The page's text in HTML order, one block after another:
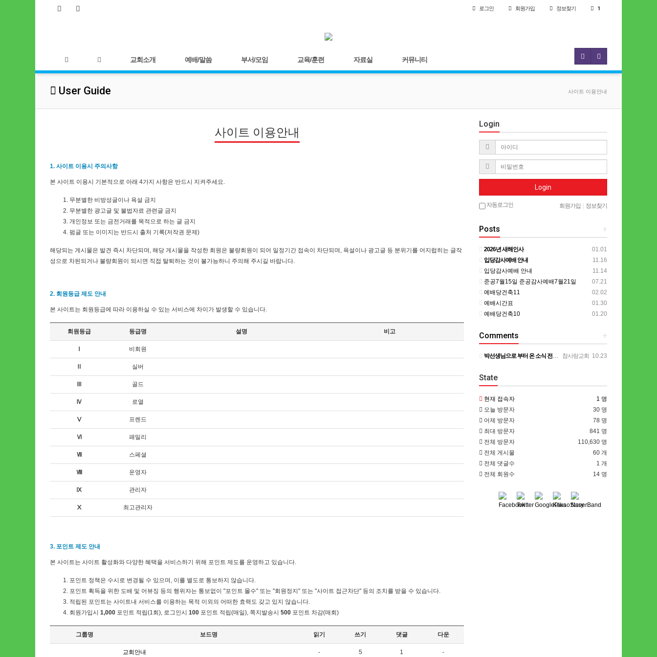
로그인 회원가입 정보찾기 1
교회소개 예배/말씀 부서/모임 교육/훈련 자료실 커뮤니티
User Guide 사이트 이용안내
사이트 이용안내
1. 사이트 이용시 주의사항
본 사이트 이용시 기본적으로 아래 4가지 사항은 반드시 지켜주세요.
무분별한 비방성글이나 욕설 금지
무분별한 광고글 및 불법자료 관련글 금지
개인정보 또는 금전거래를 목적으로 하는 글 금지
펌글 또는 이미지는 반드시 출처 기록(저작권 문제)
해당되는 게시물은 발견 즉시 차단되며, 해당 게시물을 작성한 회원은 불량회원이 되어 일정기간 접속이 차단되며, 욕설이나 광고글 등 분위기를 어지럽히는 글작
성으로 차된되거나 불량회원이 되시면 직접 탈퇴하는 것이 불가능하니 주의해 주시길 바랍니다.
2. 회원등급 제도 안내
본 사이트는 회원등급에 따라 이용하실 수 있는 서비스에 차이가 발생할 수 있습니다.
회원등급 등급명 설명 비고
비회원
실버
골드
Ⅳ 로열
Ⅴ 프렌드
Ⅵ 패밀리
Ⅶ 스페셜
Ⅷ 운영자
Ⅸ 관리자
Ⅹ 최고관리자
3. 포인트 제도 안내
본 사이트는 사이트 활성화와 다양한 혜택을 서비스하기 위해 포인트 제도를 운영하고 있습니다.
포인트 정책은 수시로 변경될 수 있으며, 이를 별도로 통보하지 않습니다.
포인트 획득을 위한 도배 및 어뷰징 등의 행위자는 통보없이 "포인트 몰수" 또는 "회원정지" 또는 "사이트 접근차단" 등의 조치를 받을 수 있습니다.
적립된 포인트는 사이트내 서비스를 이용하는 목적 이외의 어떠한 효력도 갖고 있지 않습니다.
회원가입시 1,000 포인트 적립(1회), 로그인시 100 포인트 적립(매일), 쪽지발송시 500 포인트 차감(매회)
그룹명 보드명 읽기 쓰기 댓글 다운
교회안내 - 5 1 -
Login
Login
자동로그인 회원가입 정보찾기
+
Posts
01.01
2026년 새해인사
11.16
입당감사예배 안내
11.14
입당감사예배 안내
07.21
준공7월15일 준공감사예배7월21일
02.02
예배당건축11
01.30
예배시간표
01.20
예배당건축10
+
Comments
참사랑교회 10.23
박선생님으로 부터 온 소식 전합니다. 계속 기도해주시기를 부탁드립니다. ㅡㅡㅡㅡ 목사님 ~ 종양이 아직은 작…
State
현재 접속자
1 명
오늘 방문자
30 명
어제 방문자
78 명
최대 방문자
841 명
전체 방문자
110,630 명
전체 게시물
60 개
전체 댓글수
1 개
전체 회원수
14 명